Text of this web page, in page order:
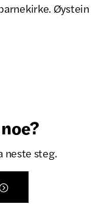
Øystein
neste steg.